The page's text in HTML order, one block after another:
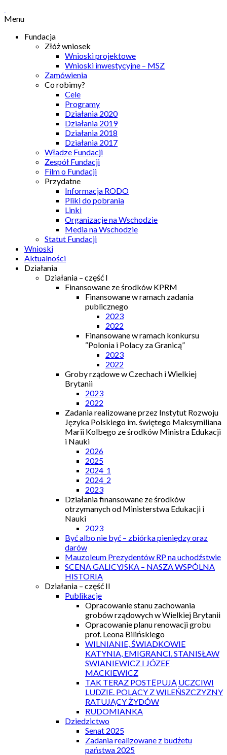
Menu
Fundacja
Złóż wniosek
Wnioski projektowe
Wnioski inwestycyjne – MSZ
Zamówienia
Co robimy?
Cele
Programy
Działania 2020
Działania 2019
Działania 2018
Działania 2017
Władze Fundacji
Zespół Fundacji
Film o Fundacji
Przydatne
Informacja RODO
Pliki do pobrania
Linki
Organizacje na Wschodzie
Media na Wschodzie
Statut Fundacji
Wnioski
Aktualności
Działania
Działania – część I
Finansowane ze środków KPRM
Finansowane w ramach zadania
publicznego
2023
2022
Finansowane w ramach konkursu
“Polonia i Polacy za Granicą”
2023
2022
Groby rządowe w Czechach i Wielkiej
Brytanii
2023
2022
Zadania realizowane przez Instytut Rozwoju
Języka Polskiego im. świętego Maksymiliana
Marii Kolbego ze środków Ministra Edukacji
i Nauki
2026
2025
2024_1
2024_2
2023
Działania finansowane ze środków
otrzymanych od Ministerstwa Edukacji i
Nauki
2023
Być albo nie być – zbiórka pieniędzy oraz
darów
Mauzoleum Prezydentów RP na uchodźstwie
SCENA GALICYJSKA – NASZA WSPÓLNA
HISTORIA
Działania – część II
Publikacje
Opracowanie stanu zachowania
grobów rządowych w Wielkiej Brytanii
Opracowanie planu renowacji grobu
prof. Leona Bilińskiego
WILNIANIE, ŚWIADKOWIE
KATYNIA, EMIGRANCI. STANISŁAW
SWIANIEWICZ I JÓZEF
MACKIEWICZ
TAK TERAZ POSTĘPUJĄ UCZCIWI
LUDZIE. POLACY Z WILEŃSZCZYZNY
RATUJĄCY ŻYDÓW
RUDOMIANKA
Dziedzictwo
Senat 2025
Zadania realizowane z budżetu
państwa 2025